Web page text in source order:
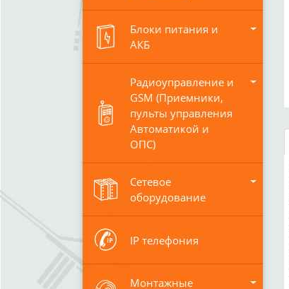
Блоки питания и
АКБ
Радиоуправление и
GSM (Приемники,
пульты управления
Автоматикой и
ОПС)
Сетевое
оборудование
IP телефония
Монтажные